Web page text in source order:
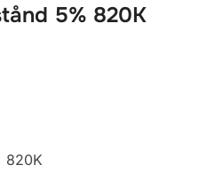
5% 820K
820K